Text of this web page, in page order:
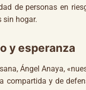
de personas en
sin hogar.
y esperanza
Ángel Anaya,
compartida y de